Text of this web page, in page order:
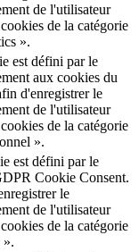
de l'utilisateur
de la catégorie
».
est défini par le
aux cookies du
d'enregistrer le
de l'utilisateur
de la catégorie
».
est défini par le
Cookie Consent.
le
de l'utilisateur
de la catégorie
».